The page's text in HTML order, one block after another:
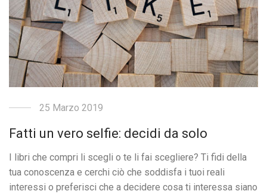
25 Marzo 2019
Fatti un vero selfie: decidi da solo
I libri che compri li scegli o te li fai scegliere? Ti fidi della
tua conoscenza e cerchi ciò che soddisfa i tuoi reali
interessi o preferisci che a decidere cosa ti interessa siano